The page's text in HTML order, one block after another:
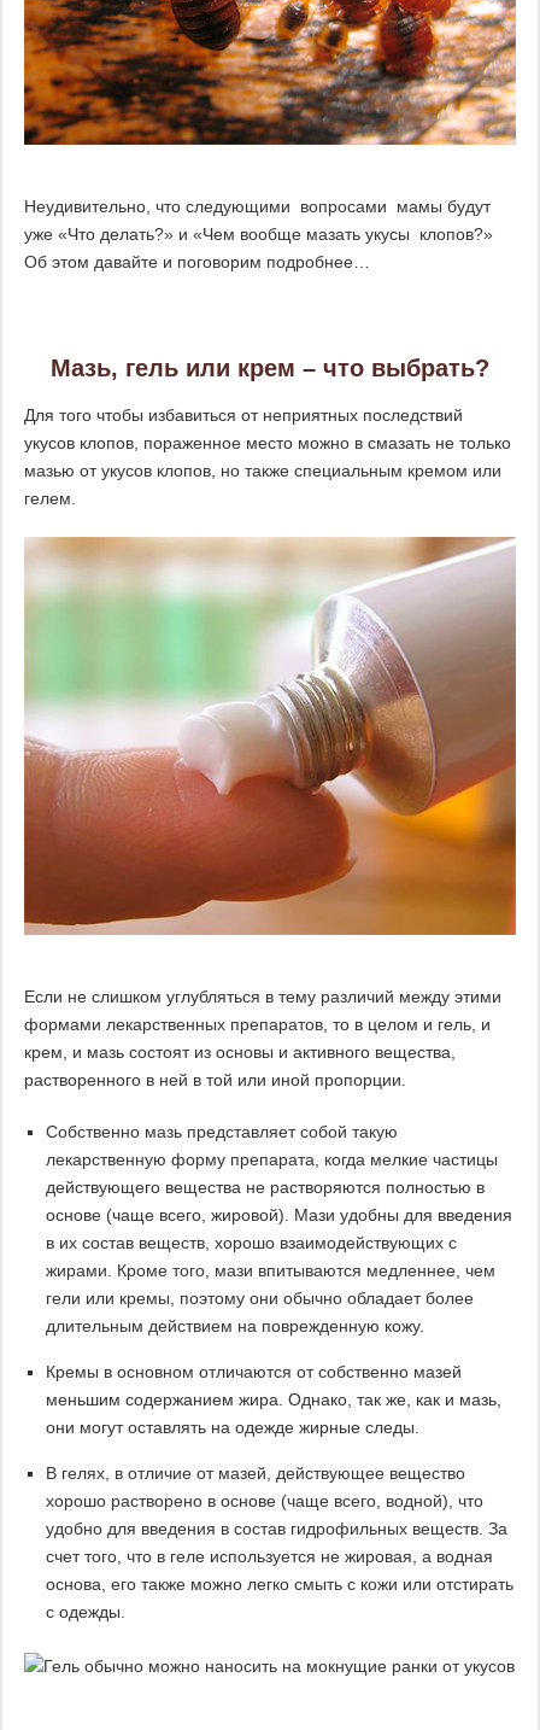
Неудивительно, что следующими вопросами мамы будут
уже «Что делать?» и «Чем вообще мазать укусы клопов?»
Об этом давайте и поговорим подробнее…
Мазь, гель или крем – что выбрать?
Для того чтобы избавиться от неприятных последствий
укусов клопов, пораженное место можно в смазать не только
мазью от укусов клопов, но также специальным кремом или
гелем.
Если не слишком углубляться в тему различий между этими
формами лекарственных препаратов, то в целом и гель, и
крем, и мазь состоят из основы и активного вещества,
растворенного в ней в той или иной пропорции.
Собственно мазь представляет собой такую
лекарственную форму препарата, когда мелкие частицы
действующего вещества не растворяются полностью в
основе (чаще всего, жировой). Мази удобны для введения
в их состав веществ, хорошо взаимодействующих с
жирами. Кроме того, мази впитываются медленнее, чем
гели или кремы, поэтому они обычно обладает более
длительным действием на поврежденную кожу.
Кремы в основном отличаются от собственно мазей
меньшим содержанием жира. Однако, так же, как и мазь,
они могут оставлять на одежде жирные следы.
В гелях, в отличие от мазей, действующее вещество
хорошо растворено в основе (чаще всего, водной), что
удобно для введения в состав гидрофильных веществ. За
счет того, что в геле используется не жировая, а водная
основа, его также можно легко смыть с кожи или отстирать
с одежды.